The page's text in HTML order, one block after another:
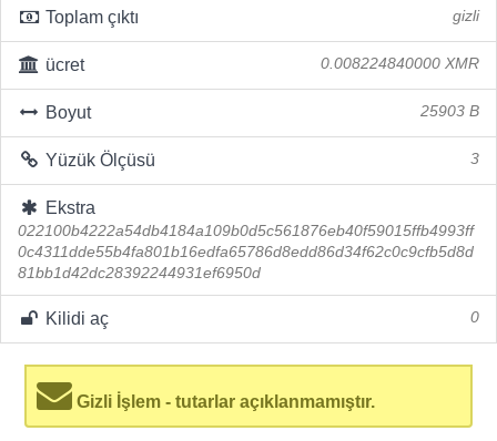
Toplam çıktı gizli
ücret 0.008224840000 XMR
Boyut 25903 B
Yüzük Ölçüsü 3
Ekstra
022100b4222a54db4184a109b0d5c561876eb40f59015ffb4993ff
0c4311dde55b4fa801b16edfa65786d8edd86d34f62c0c9cfb5d8d
81bb1d42dc28392244931ef6950d
Kilidi aç 0
Gizli İşlem - tutarlar açıklanmamıştır.